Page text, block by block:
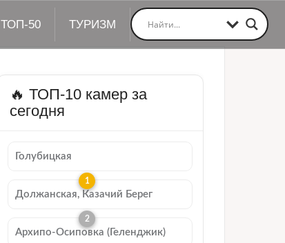
ТОП-50 ТУРИЗМ
🔥 ТОП-10 камер за
сегодня
Голубицкая
Должанская, Казачий Берег
Архипо-Осиповка (Геленджик)